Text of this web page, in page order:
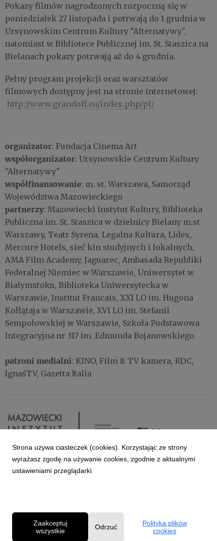
Pokazy filmów nagrodzonych rozpoczną się w
poniedziałek 27 listopada i potrwają do 1 grudnia w
Ursynowskim Centrum Kultury "Alternatywy",
natomiast w Bibliotece Publicznej im. St. Staszica na
Bielanach pokazy potrwają aż do 4 grudnia.
Pełny program projekcji oraz warsztatów
filmowych dostępny jest na stronie internetowej:
http://www.grandoff.eu/index.php/pl/
organizator: Fundacja Cinema Art
współorganizator: Ursynowskie Centrum Kultury
"Alternatywy"
współfinansowanie: m. st. Warszawa, Samorząd
Województwa Mazowieckiego
partnerzy: Mazowiecki Instytut Kultury, Biblioteka
Publiczna im. St. Staszica w dzielnicy Bielany m.st
Warszawy, Teatr Syrena, Legalna Kultura, Lidex,
Mercure Hotels, sieć kin studyjnych i lokalnych,
AMA Film Academy, Jaguarec, Ambasada Republiki
Federalnej Niemiec w Warszawie, Uniwersytet w
Białymstoku, Biblioteka Uniwersytecka w
Warszawie, Institut Francais, XXI LO im. Hugona
Kołłątaja w Warszawie, XVI LO im. Stefanii
Sempołowskiej w Warszawie, Szkoła Podstawowa
Integracyjna nr 317 im. Edmunda Bojanowskiego
patroni medialni: KINO, Film & TV kamera, RDC,
IgnaśTV, Gazetta Italia
Strona używa ciasteczek (cookies). Korzystając ze strony
wyrażasz zgodę na używanie cookies, zgodnie z aktualnymi
ustawieniami przeglądarki.
Zaakceptuj
wszystkie
Odrzuć
Polityka plików
cookies